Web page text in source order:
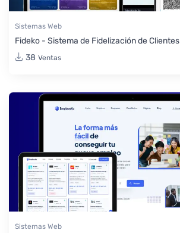
Sistemas Web
Fideko - Sistema de Fidelización de Clientes
38 Ventas
Sistemas Web